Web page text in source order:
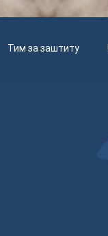
Тим за заштиту